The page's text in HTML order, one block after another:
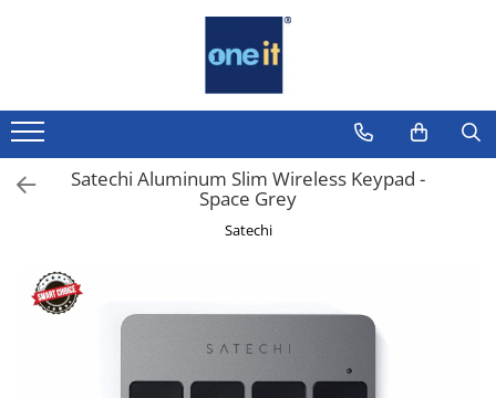
Laptop, Tablete & Telefoane
Laptop / Notebook
Notebook Consumer
Componente Laptop
Tablete & accesorii
Satechi Aluminum Slim Wireless Keypad -
Space Grey
Satechi